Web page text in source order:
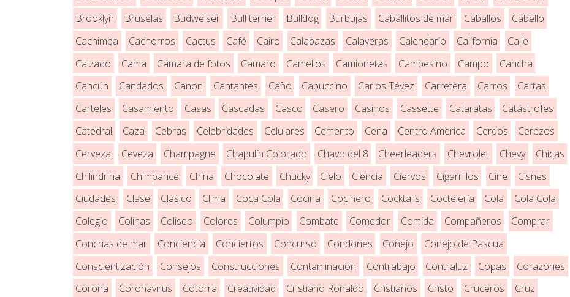
Brooklyn
Bruselas Budweiser Bull terrier Bulldog Burbujas Caballitos de mar Caballos
Cabello
Cachimba
Cachorros Cactus Café Cairo Calabazas Calaveras Calendario California
Calle
Calzado
Cama Cámara de fotos Camaro Camellos Camionetas Campesino Campo
Cancha
Cancún
Candados Canon Cantantes Caño Capuccino Carlos Tévez Carretera Carros
Cartas
Carteles
Casamiento Casas Cascadas Casco Casero Casinos Cassette Cataratas
Catástrofes
Catedral
Caza Cebras Celebridades Celulares Cemento Cena Centro America Cerdos
Cerezos
Cerveza
Ceveza Champagne Chapulín Colorado Chavo del 8 Cheerleaders Chevrolet Chevy
Chicas
Chilindrina
Chimpancé China Chocolate Chucky Cielo Ciencia Ciervos Cigarrillos Cine
Cisnes
Ciudades
Clase Clásico Clima Coca Cola Cocina Cocinero Cocktails Coctelería Cola
Cola Cola
Colegio
Colinas Coliseo Colores Columpio Combate Comedor Comida Compañeros
Comprar
Conchas de mar
Conciencia Conciertos Concurso Condones Conejo
Conejo de Pascua
Conscientización
Consejos Construcciones Contaminación Contrabajo Contraluz Copas
Corazones
Corona
Coronavirus Cotorra Creatividad Cristiano Ronaldo Cristianos Cristo Cruceros
Cruz